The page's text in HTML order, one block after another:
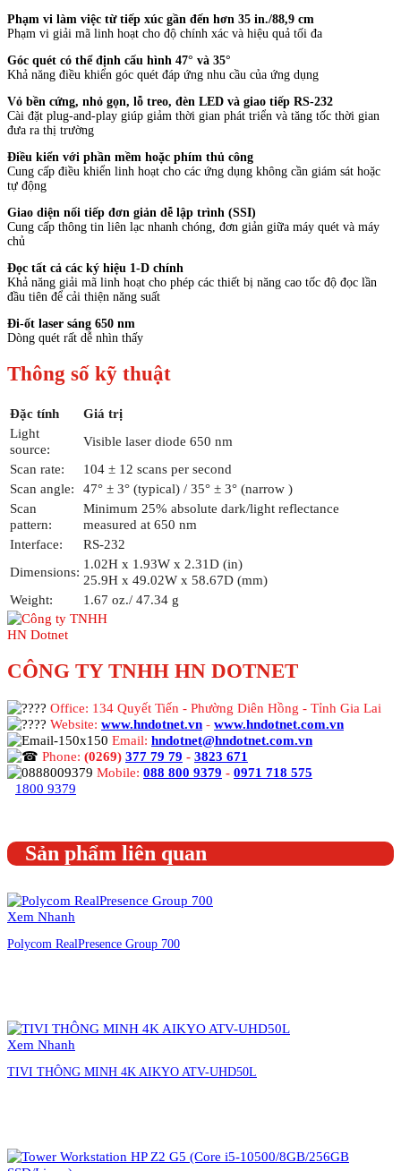
Phạm vi làm việc từ tiếp xúc gần đến hơn 35 in./88,9 cm
Phạm vi giải mã linh hoạt cho độ chính xác và hiệu quả tối đa
Góc quét có thể định cấu hình 47° và 35°
Khả năng điều khiển góc quét đáp ứng nhu cầu của ứng dụng
Vỏ bền cứng, nhỏ gọn, lỗ treo, đèn LED và giao tiếp RS-232
Cài đặt plug-and-play giúp giảm thời gian phát triển và tăng tốc thời gian
đưa ra thị trường
Điều kiển với phần mềm hoặc phím thủ công
Cung cấp điều khiển linh hoạt cho các ứng dụng không cần giám sát hoặc
tự động
Giao diện nối tiếp đơn giản dễ lập trình (SSI)
Cung cấp thông tin liên lạc nhanh chóng, đơn giản giữa máy quét và máy
chủ
Đọc tất cả các ký hiệu 1-D chính
Khả năng giải mã linh hoạt cho phép các thiết bị năng cao tốc độ đọc lần
đầu tiên để cải thiện năng suất
Đi-ốt laser sáng 650 nm
Dòng quét rất dễ nhìn thấy
Thông số kỹ thuật
Đặc tính
Giá trị
Light
source:
Visible laser diode 650 nm
Scan rate:
104 ± 12 scans per second
Scan angle:
47° ± 3° (typical) / 35° ± 3° (narrow )
Scan
pattern:
Minimum 25% absolute dark/light reflectance
measured at 650 nm
Interface:
RS-232
Dimensions:
1.02H x 1.93W x 2.31D (in)
25.9H x 49.02W x 58.67D (mm)
Weight:
1.67 oz./ 47.34 g
CÔNG TY TNHH HN DOTNET
Office: 134 Quyết Tiến - Phường Diên Hồng - Tỉnh Gia Lai
Website: www.hndotnet.vn - www.hndotnet.com.vn
Email: hndotnet@hndotnet.com.vn
Phone: (0269) 377 79 79 - 3823 671
Mobile: 088 800 9379 - 0971 718 575
1800 9379
Sản phẩm liên quan
Xem Nhanh
Polycom RealPresence Group 700
Xem Nhanh
TIVI THÔNG MINH 4K AIKYO ATV-UHD50L